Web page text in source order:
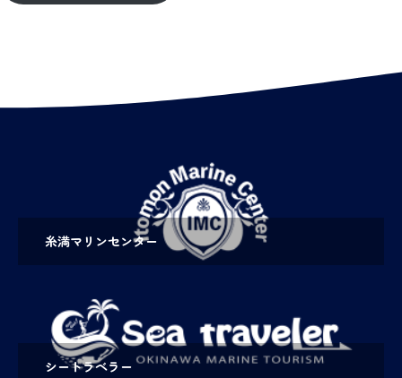
糸満マリンセンター
シートラベラー